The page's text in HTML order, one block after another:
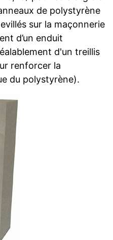
de polystyrène
sur la maçonnerie
d’un enduit
d'un treillis
renforcer la
du polystyrène).